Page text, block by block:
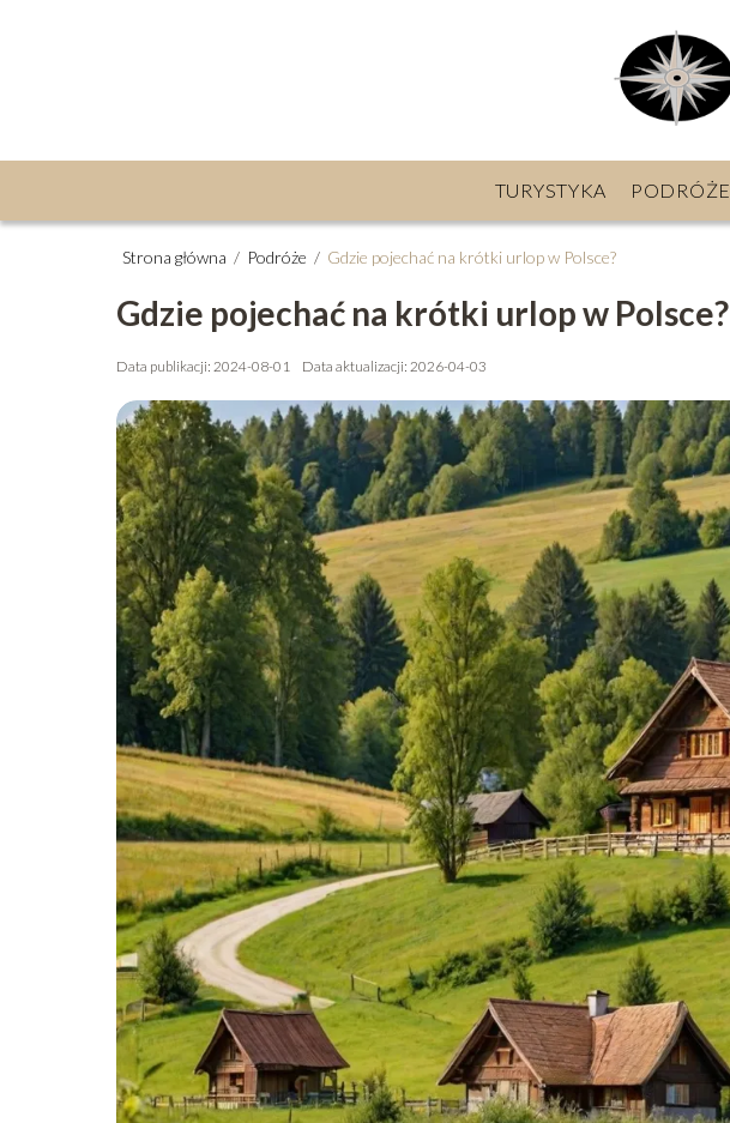
TURYSTYKA PODRÓŻE
Strona główna / Podróże / Gdzie pojechać na krótki urlop w Polsce?
Gdzie pojechać na krótki urlop w Polsce?
Data publikacji: 2024-08-01 Data aktualizacji: 2026-04-03